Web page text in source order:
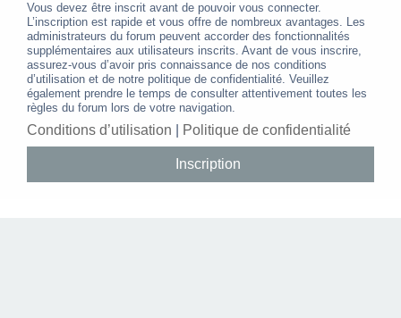
Vous devez être inscrit avant de pouvoir vous connecter.
L’inscription est rapide et vous offre de nombreux avantages. Les
administrateurs du forum peuvent accorder des fonctionnalités
supplémentaires aux utilisateurs inscrits. Avant de vous inscrire,
assurez-vous d’avoir pris connaissance de nos conditions
d’utilisation et de notre politique de confidentialité. Veuillez
également prendre le temps de consulter attentivement toutes les
règles du forum lors de votre navigation.
Conditions d’utilisation Politique de confidentialité
Inscription